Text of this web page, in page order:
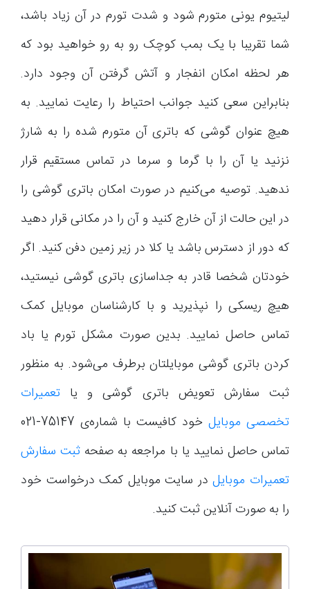
لیتیوم یونی متورم شود و شدت تورم در آن زیاد باشد،
شما تقریبا با یک بمب کوچک رو به رو خواهید بود که
هر لحظه امکان انفجار و آتش گرفتن آن وجود دارد.
بنابراین سعی کنید جوانب احتیاط را رعایت نمایید. به
هیچ عنوان گوشی که باتری آن متورم شده را به شارژ
نزنید یا آن را با گرما و سرما در تماس مستقیم قرار
ندهید. توصیه می‌کنیم در صورت امکان باتری گوشی را
در این حالت از آن خارج کنید و آن را در مکانی قرار دهید
که دور از دسترس باشد یا کلا در زیر زمین دفن کنید. اگر
خودتان شخصا قادر به جداسازی باتری گوشی نیستید،
هیچ ریسکی را نپذیرید و با کارشناسان موبایل کمک
تماس حاصل نمایید. بدین صورت مشکل تورم یا باد
کردن باتری گوشی موبایلتان برطرف می‌شود. به منظور
ثبت سفارش تعویض باتری گوشی و یا تعمیرات
تخصصی موبایل
خود کافیست با شماره‌ی 75147-021
تماس حاصل نمایید یا با مراجعه به صفحه ثبت سفارش
تعمیرات موبایلدر سایت موبایل کمک درخواست خود
را به صورت آنلاین ثبت کنید.